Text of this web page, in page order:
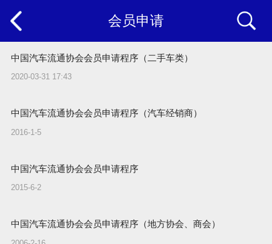
会员申请
中国汽车流通协会会员申请程序（二手车类）
2020-03-31 17:43
中国汽车流通协会会员申请程序（汽车经销商）
2016-1-5
中国汽车流通协会会员申请程序
2015-6-2
中国汽车流通协会会员申请程序（地方协会、商会）